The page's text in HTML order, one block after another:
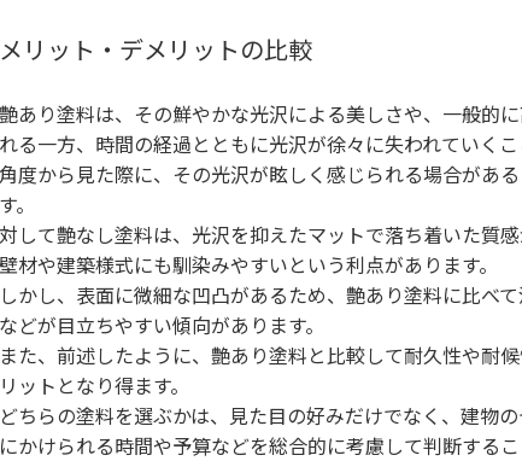
メリット・デメリットの比較
艶あり塗料は、その鮮やかな光沢による美しさや、一般的
れる一方、時間の経過とともに光沢が徐々に失われていく
角度から見た際に、その光沢が眩しく感じられる場合があ
す。
対して艶なし塗料は、光沢を抑えたマットで落ち着いた質
壁材や建築様式にも馴染みやすいという利点があります。
しかし、表面に微細な凹凸があるため、艶あり塗料に比べ
などが目立ちやすい傾向があります。
また、前述したように、艶あり塗料と比較して耐久性や耐
リットとなり得ます。
どちらの塗料を選ぶかは、見た目の好みだけでなく、建物
にかけられる時間や予算などを総合的に考慮して判断するこ